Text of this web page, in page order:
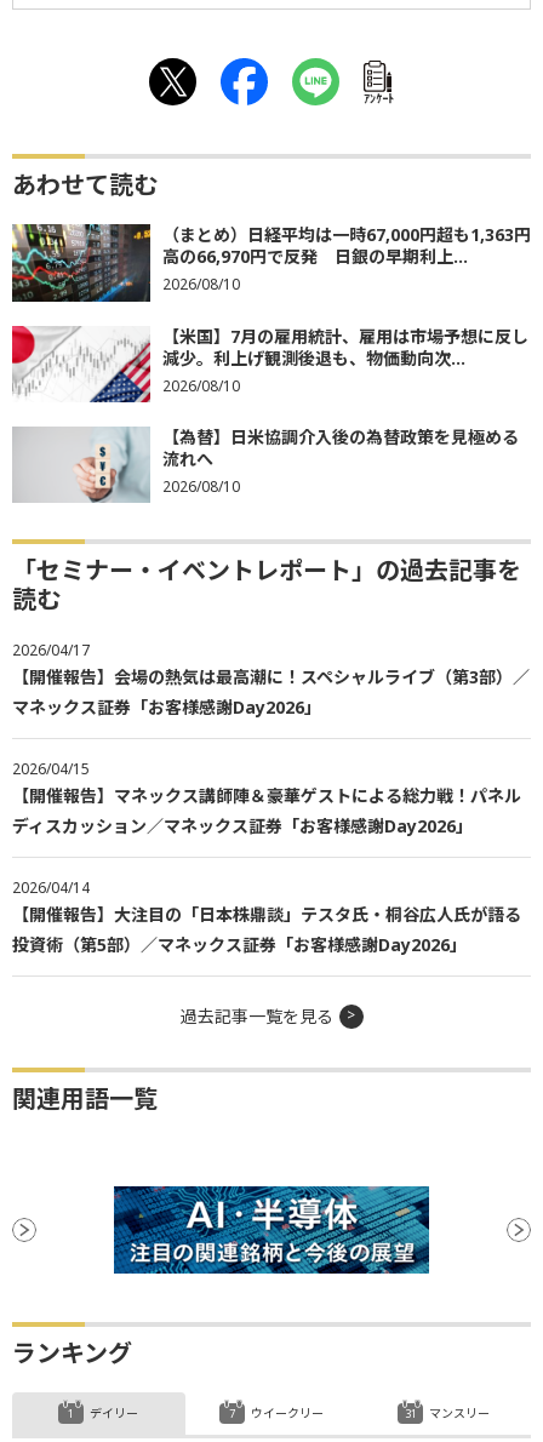
ｱﾝｹｰﾄ
あわせて読む
（まとめ）日経平均は一時67,000円超も1,363円
高の66,970円で反発 日銀の早期利上...
2026/08/10
【米国】7月の雇用統計、雇用は市場予想に反し
減少。利上げ観測後退も、物価動向次...
2026/08/10
【為替】日米協調介入後の為替政策を見極める
流れへ
2026/08/10
「セミナー・イベントレポート」の過去記事を
読む
2026/04/17
【開催報告】会場の熱気は最高潮に！スペシャルライブ（第3部）／
マネックス証券「お客様感謝Day2026」
2026/04/15
【開催報告】マネックス講師陣＆豪華ゲストによる総力戦！パネル
ディスカッション／マネックス証券「お客様感謝Day2026」
2026/04/14
【開催報告】大注目の「日本株鼎談」テスタ氏・桐谷広人氏が語る
投資術（第5部）／マネックス証券「お客様感謝Day2026」
過去記事一覧を見る
関連用語一覧
ランキング
デイリー ウイークリー マンスリー